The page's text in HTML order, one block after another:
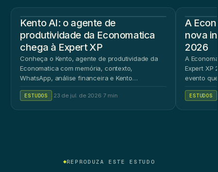
Kento AI: o agente de
produtividade da Economatica
chega à Expert XP
Conheça o Kento, agente de produtividade da
Economatica com memória, contexto,
WhatsApp, análise financeira e Kento
ESTUDOS 23 de jul. de 2026 7 min
A
nova
2026
A
Expert XP
evento
ESTUDOS
REPRODUZA ESTE ESTUDO